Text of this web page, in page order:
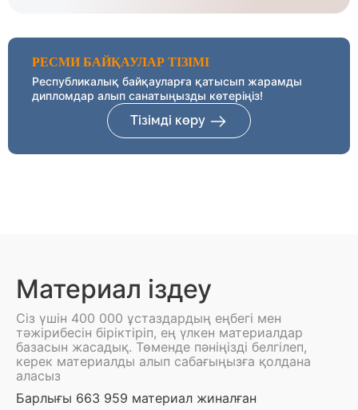
РЕСМИ БАЙҚАУЛАР ТІЗІМІ
Республикалық байқауларға қатысып жарамды
дипломдар алып санатыңызды көтеріңіз!
Тізімді көру
Материал іздеу
Сіз үшін 400 000 ұстаздардың еңбегі мен
тәжірибесін біріктіріп, ең үлкен материалдар
базасын жасадық. Төменде пәніңізді белгілеп,
керек материалды алып сабағыңызға қолдана
аласыз
Барлығы 663 959 материал жиналған